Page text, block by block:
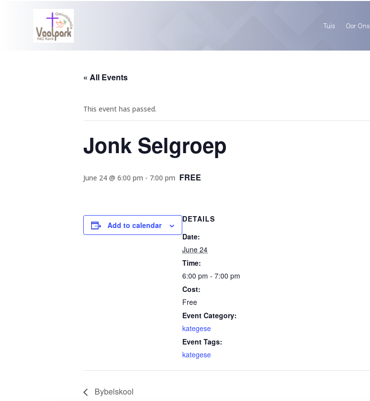
Tuis Oor Ons
« All Events
This event has passed.
Jonk Selgroep
June 24 @ 6:00 pm - 7:00 pm FREE
Add to calendar
DETAILS
Date:
June 24
Time:
6:00 pm - 7:00 pm
Cost:
Free
Event Category:
kategese
Event Tags:
kategese
Bybelskool